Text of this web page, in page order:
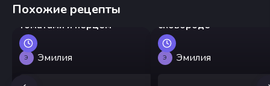
Похожие рецепты
Грузинские яйца с
томатами и перцем
Э Эмилия
сковороде
Э Эмилия